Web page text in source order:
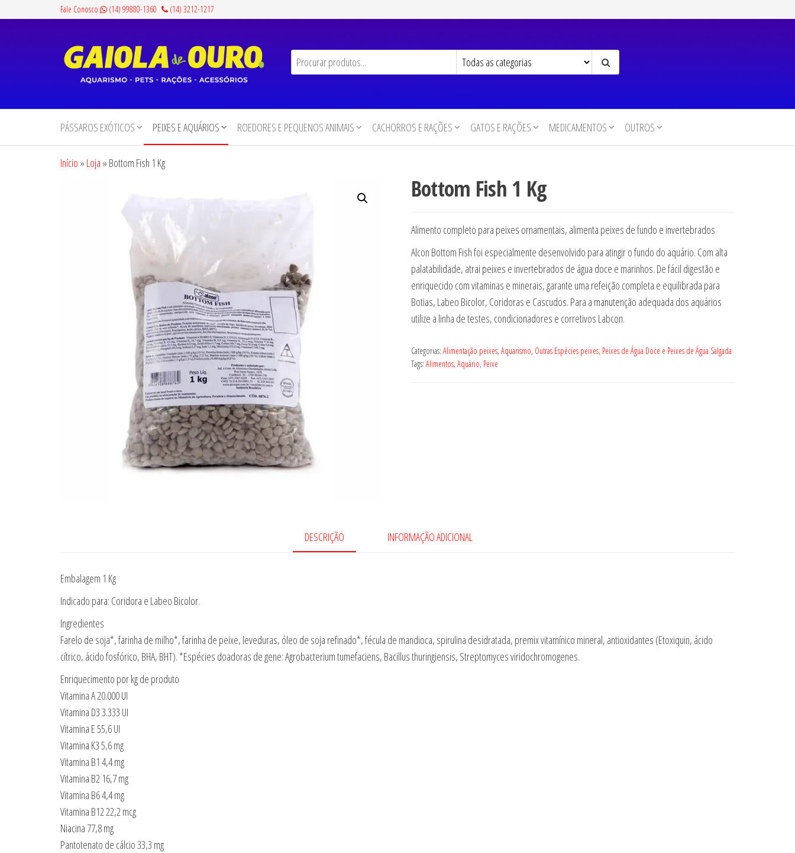
Fale Conosco (14) 99880-1360 (14) 3212-1217
de
Ouro
Pets,
Rações e
PÁSSAROS EXÓTICOS PEIXES E AQUÁRIOS ROEDORES E PEQUENOS ANIMAIS CACHORROS E RAÇÕES GATOS E RAÇÕES MEDICAMENTOS OUTROS
Início » Loja » Bottom Fish 1 Kg
Bottom Fish 1 Kg
Alimento completo para peixes ornamentais, alimenta peixes de fundo e invertebrados
Alcon Bottom Fish foi especialmente desenvolvido para atingir o fundo do aquário. Com alta
palatabilidade, atrai peixes e invertebrados de água doce e marinhos. De fácil digestão e
enriquecido com vitaminas e minerais, garante uma refeição completa e equilibrada para
Botias, Labeo Bicolor, Coridoras e Cascudos. Para a manutenção adequada dos aquários
utilize a linha de testes, condicionadores e corretivos Labcon.
Categorias: Alimentação peixes, Aquarismo, Outras Espécies peixes, Peixes de Água Doce e Peixes de Água Salgada
Tags: Alimentos, Aquário, Peixe
DESCRIÇÃO INFORMAÇÃO ADICIONAL
Embalagem 1 Kg
Indicado para: Coridora e Labeo Bicolor.
Ingredientes
Farelo de soja*, farinha de milho*, farinha de peixe, leveduras, óleo de soja refinado*, fécula de mandioca, spirulina desidratada, premix vitamínico mineral, antioxidantes (Etoxiquin, ácido
cítrico, ácido fosfórico, BHA, BHT). *Espécies doadoras de gene: Agrobacterium tumefaciens, Bacillus thuringiensis, Streptomyces viridochromogenes.
Enriquecimento por kg de produto
Vitamina A 20.000 UI
Vitamina D3 3.333 UI
Vitamina E 55,6 UI
Vitamina K3 5,6 mg
Vitamina B1 4,4 mg
Vitamina B2 16,7 mg
Vitamina B6 4,4 mg
Vitamina B12 22,2 mcg
Niacina 77,8 mg
Pantotenato de cálcio 33,3 mg